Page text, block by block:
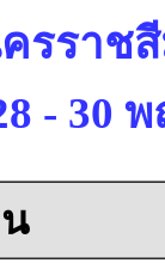
รราชสี
- 30